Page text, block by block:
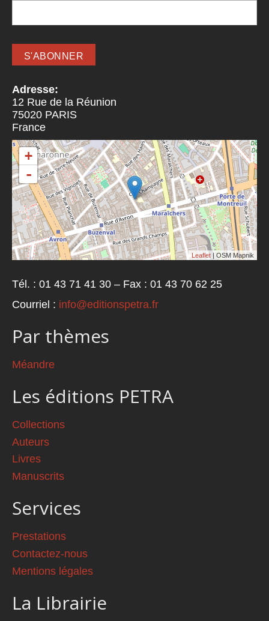
Adresse:
12 Rue de la Réunion
75020 PARIS
France
+
-
Leaflet | OSM Mapnik
Tél. : 01 43 71 41 30 – Fax : 01 43 70 62 25
Courriel : info@editionspetra.fr
Par thèmes
Méandre
Les éditions PETRA
Collections
Auteurs
Livres
Manuscrits
Services
Prestations
Contactez-nous
Mentions légales
La Librairie